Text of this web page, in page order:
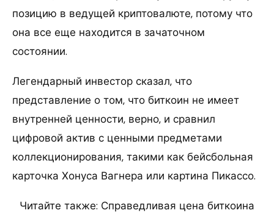
позицию в ведущей криптовалюте, потому что
она все еще находится в зачаточном
состоянии.
Легендарный инвестор сказал, что
представление о том, что биткоин не имеет
внутренней ценности, верно, и сравнил
цифровой актив с ценными предметами
коллекционирования, такими как бейсбольная
карточка Хонуса Вагнера или картина Пикассо.
Читайте также: Справедливая цена биткоина